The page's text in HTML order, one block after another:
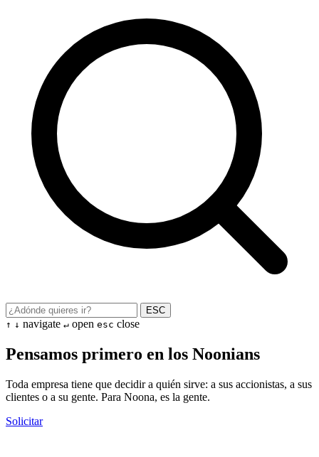
ESC
↑ ↓ navigate ↵ open esc close
Pensamos primero en los Noonians
Toda empresa tiene que decidir a quién sirve: a sus accionistas, a sus
clientes o a su gente. Para Noona, es la gente.
Solicitar